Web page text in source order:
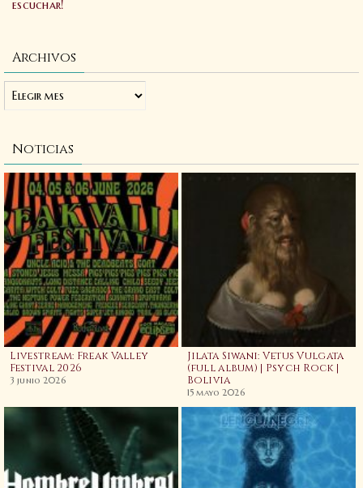
escuchar!
Archivos
Noticias
Livestream: Freak Valley
Festival 2026
3 junio 2026
Jilata Siwani: Vetus Vulgata
(full album) | Psych Rock |
Bolivia
15 mayo 2026